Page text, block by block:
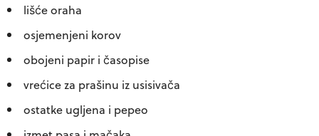
lišće oraha
osjemenjeni korov
obojeni papir i časopise
vrećice za prašinu iz usisivača
ostatke ugljena i pepeo